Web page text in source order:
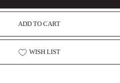
ADD TO CART
WISH LIST